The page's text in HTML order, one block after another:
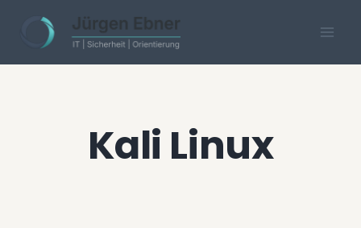
content
Kali Linux